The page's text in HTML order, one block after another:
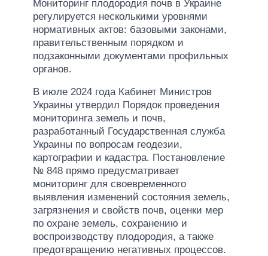
Мониторинг плодородия почв в Украине
регулируется несколькими уровнями
нормативных актов: базовыми законами,
правительственным порядком и
подзаконными документами профильных
органов.
В июле 2024 года Кабинет Министров
Украины утвердил Порядок проведения
мониторинга земель и почв,
разработанный Государственная служба
Украины по вопросам геодезии,
картографии и кадастра. Постановление
№ 848 прямо предусматривает
мониторинг для своевременного
выявления изменений состояния земель,
загрязнения и свойств почв, оценки мер
по охране земель, сохранению и
воспроизводству плодородия, а также
предотвращению негативных процессов.